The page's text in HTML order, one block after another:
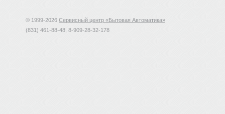
© 1999-2026 Сервисный центр «Бытовая Автоматика»
(831) 461-88-48, 8-909-28-32-178